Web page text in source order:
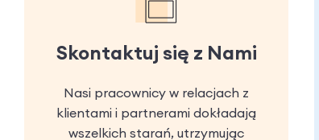
Skontaktuj się z Nami
Nasi pracownicy w relacjach z
klientami i partnerami dokładają
wszelkich starań, utrzymując